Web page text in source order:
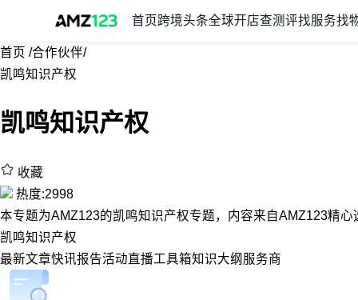
首页 跨境头条全球开店查测评找服务找
首页 /合作伙伴/
凯鸣知识产权
凯鸣知识产权
收藏
热度:2998
本专题为AMZ123的凯鸣知识产权专题，内容来自AMZ123精
凯鸣知识产权
最新文章快讯报告活动直播工具箱知识大纲 服务商